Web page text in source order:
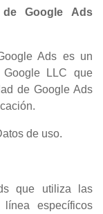
de Google Ads
Ads es un
Google LLC que
de Google Ads
de uso.
que utiliza las
específicos